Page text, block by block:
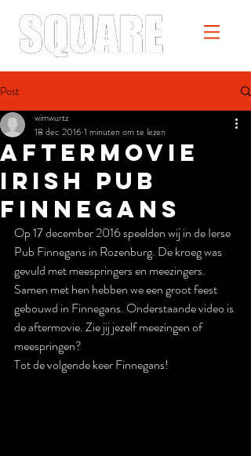
Post
Aftermovie
Irish Pub
Finnegans
wimwurtz
18 dec 20161 minuten om te lezen
Op 17 december 2016 speelden wij in de Ierse
Pub Finnegans in Rozenburg. De kroeg was
gevuld met meespringers en meezingers.
Samen met hen hebben we een groot feest
gebouwd in Finnegans. Onderstaande video is
de aftermovie. Zie jij jezelf meezingen of
meespringen?
Tot de volgende keer Finnegans!